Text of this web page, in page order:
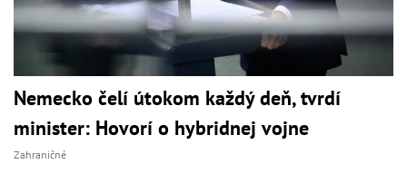
Nemecko čelí útokom každý deň, tvrdí
minister: Hovorí o hybridnej vojne
Zahraničné